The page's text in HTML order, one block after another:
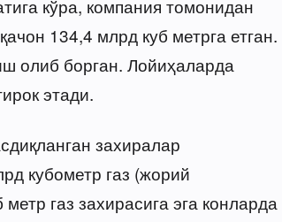
кўра, компания томонидан
134,4 млрд куб метрга етган.
олиб борган. Лойиҳаларда
этади.
захиралар
кубометр газ (жорий
газ захирасига эга конларда